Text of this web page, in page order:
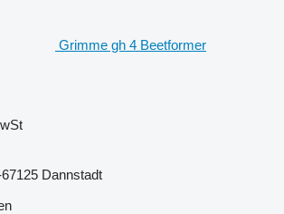
Grimme gh 4 Beetformer
Dannstadt